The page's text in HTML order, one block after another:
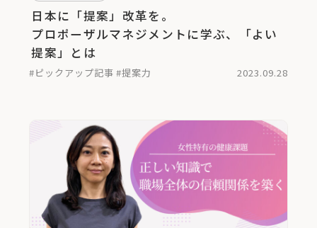
日本に「提案」改革を。
プロポーザルマネジメントに学ぶ、「よい
提案」とは
#ピックアップ記事 #提案力 2023.09.28